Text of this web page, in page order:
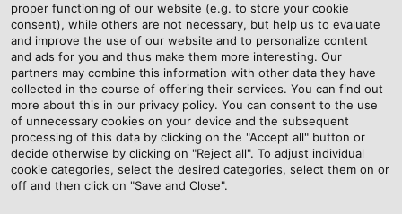
Trang chủ
Tin tức
Không gì là không thể - chia sẻ từ quản lý logitics
Không gì là không thể -
chia sẻ từ quản lý logitics
proper functioning of our website (e.g. to store your cookie
consent), while others are not necessary, but help us to evaluate
and improve the use of our website and to personalize content
and ads for you and thus make them more interesting. Our
partners may combine this information with other data they have
collected in the course of offering their services. You can find out
more about this in our privacy policy. You can consent to the use
of unnecessary cookies on your device and the subsequent
processing of this data by clicking on the "Accept all" button or
decide otherwise by clicking on "Reject all". To adjust individual
cookie categories, select the desired categories, select them on or
off and then click on "Save and Close".